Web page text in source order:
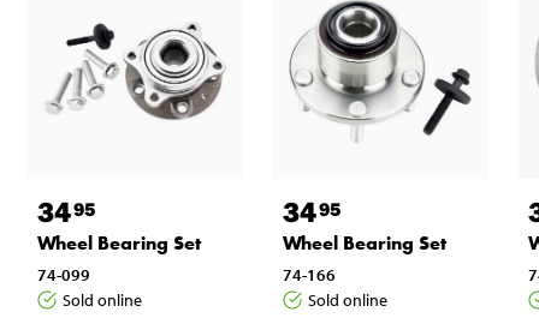
3495
Wheel Bearing Set
74-099
Sold online
3495
Wheel Bearing Set
74-166
Sold online